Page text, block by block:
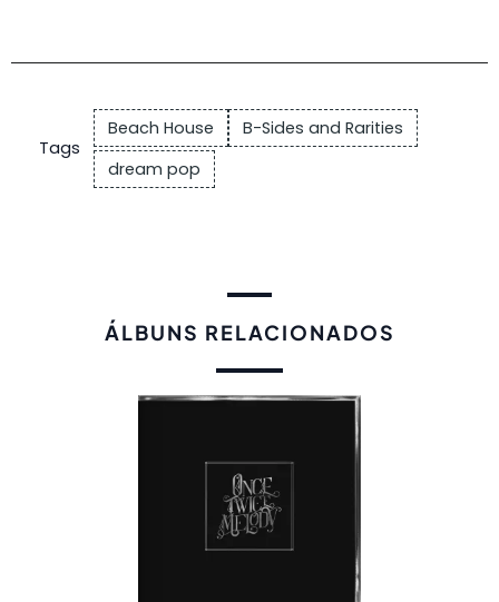
Tags
Beach House
B-Sides and Rarities
dream pop
ÁLBUNS RELACIONADOS